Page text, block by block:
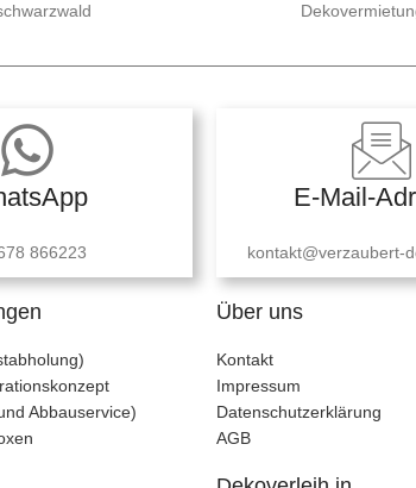
866223
E-Mail-
kontakt@verzaubert-
Abbauservice)
Über uns
Kontakt
Impressum
Datenschutzerklärung
AGB